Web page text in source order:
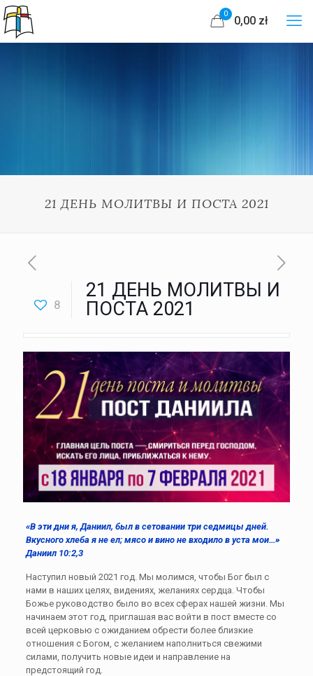
0
0,00 zł
21 ДЕНЬ МОЛИТВЫ И ПОСТА 2021
8
21 ДЕНЬ МОЛИТВЫ И
ПОСТА 2021
«В эти дни я, Даниил, был в сетовании три седмицы дней.
Вкусного хлеба я не ел; мясо и вино не входило в уста мои…»
Даниил 10:2,3
Наступил новый 2021 год. Мы молимся, чтобы Бог был с
нами в наших целях, видениях, желаниях сердца. Чтобы
Божье руководство было во всех сферах нашей жизни. Мы
начинаем этот год, приглашая вас войти в пост вместе со
всей церковью с ожиданием обрести более близкие
отношения с Богом, с желанием наполниться свежими
силами, получить новые идеи и направление на
предстоящий год.